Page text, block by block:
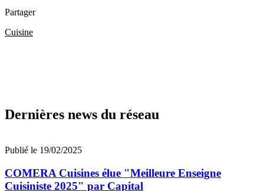
Partager
Cuisine
Dernières news du réseau
Publié le 19/02/2025
COMERA Cuisines élue "Meilleure Enseigne
Cuisiniste 2025" par Capital